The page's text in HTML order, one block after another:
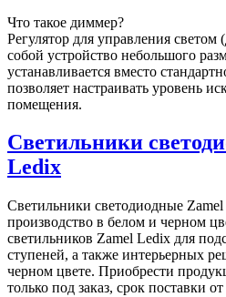
Что такое диммер?
Регулятор для управления светом
собой устройство небольшого
устанавливается вместо
позволяет настраивать уровень
помещения.
Светильники
Ledix
Светильники светодиодные
производство в белом и черном
светильников Zamel Ledix для
ступеней, а также интерьерных
черном цвете. Приобрести
только под заказ, срок поставки